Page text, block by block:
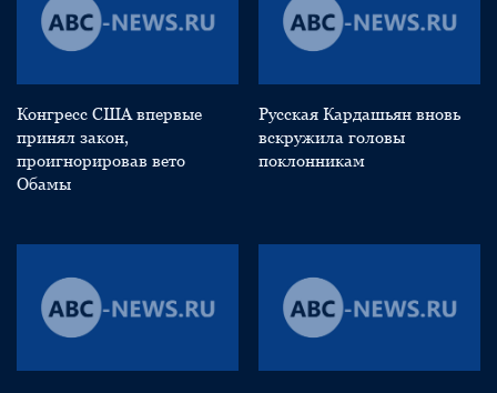
Конгресс США впервые
принял закон,
проигнорировав вето
Обамы
Русская Кардашьян вновь
вскружила головы
поклонникам